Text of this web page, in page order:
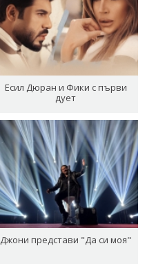
Есил Дюран и Фики с първи
дует
Джони представи "Да си моя"